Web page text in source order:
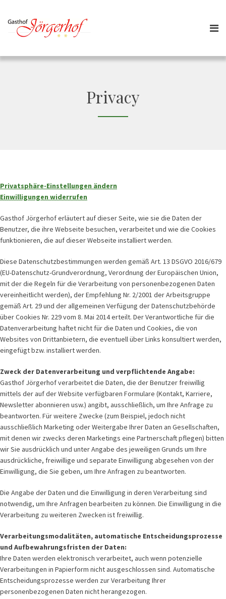
Privacy
Privatsphäre-Einstellungen ändern
Einwilligungen widerrufen
Gasthof Jörgerhof erläutert auf dieser Seite, wie sie die Daten der
Benutzer, die ihre Webseite besuchen, verarbeitet und wie die Cookies
funktionieren, die auf dieser Webseite installiert werden.
Diese Datenschutzbestimmungen werden gemäß Art. 13 DSGVO 2016/679
(EU-Datenschutz-Grundverordnung, Verordnung der Europäischen Union,
mit der die Regeln für die Verarbeitung von personenbezogenen Daten
vereinheitlicht werden), der Empfehlung Nr. 2/2001 der Arbeitsgruppe
gemäß Art. 29 und der allgemeinen Verfügung der Datenschutzbehörde
über Cookies Nr. 229 vom 8. Mai 2014 erteilt. Der Verantwortliche für die
Datenverarbeitung haftet nicht für die Daten und Cookies, die von
Websites von Drittanbietern, die eventuell über Links konsultiert werden,
eingefügt bzw. installiert werden.
Zweck der Datenverarbeitung und verpflichtende Angabe:
Gasthof Jörgerhof verarbeitet die Daten, die der Benutzer freiwillig
mittels der auf der Website verfügbaren Formulare (Kontakt, Karriere,
Newsletter abonnieren usw.) angibt, ausschließlich, um Ihre Anfrage zu
beantworten. Für weitere Zwecke (zum Beispiel, jedoch nicht
ausschließlich Marketing oder Weitergabe Ihrer Daten an Gesellschaften,
mit denen wir zwecks deren Marketings eine Partnerschaft pflegen) bitten
wir Sie ausdrücklich und unter Angabe des jeweiligen Grunds um Ihre
ausdrückliche, freiwillige und separate Einwilligung abgesehen von der
Einwilligung, die Sie geben, um Ihre Anfragen zu beantworten.
Die Angabe der Daten und die Einwilligung in deren Verarbeitung sind
notwendig, um Ihre Anfragen bearbeiten zu können. Die Einwilligung in die
Verarbeitung zu weiteren Zwecken ist freiwillig.
Verarbeitungsmodalitäten, automatische Entscheidungsprozesse
und Aufbewahrungsfristen der Daten:
Ihre Daten werden elektronisch verarbeitet, auch wenn potenzielle
Verarbeitungen in Papierform nicht ausgeschlossen sind. Automatische
Entscheidungsprozesse werden zur Verarbeitung Ihrer
personenbezogenen Daten nicht herangezogen.